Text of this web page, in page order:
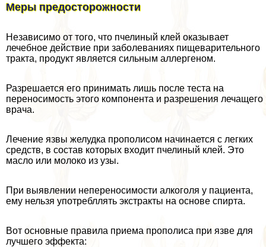
Меры предосторожности
Независимо от того, что пчелиный клей оказывает
лечебное действие при заболеваниях пищеварительного
тpaкта, продукт является сильным аллергеном.
Разрешается его принимать лишь после теста на
переносимость этого компонента и разрешения лечащего
врача.
Лечение язвы желудка прополисом начинается с легких
средств, в состав которых входит пчелиный клей. Это
масло или молоко из узы.
При выявлении непереносимости алкоголя у пациента,
ему нельзя употрeбллять экстpaкты на основе спирта.
Вот основные правила приема прополиса при язве для
лучшего эффекта: